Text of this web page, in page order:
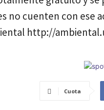
no cuenten con ese
http://
Cuota